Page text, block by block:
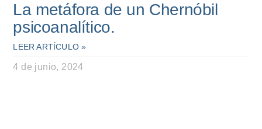
La metáfora de un Chernóbil
psicoanalítico.
LEER ARTÍCULO »
4 de junio, 2024